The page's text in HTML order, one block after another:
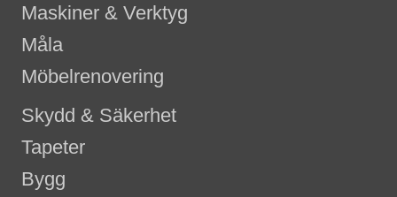
Maskiner & Verktyg
Måla
Möbelrenovering
Skydd & Säkerhet
Tapeter
Bygg